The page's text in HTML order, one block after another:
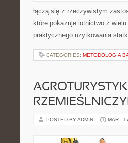
łączą się z rzeczywistym
które pokazuje lotnictwo z
praktycznego użytkowania
CATEGORIES: METODOLOGIA
POSTED BY ADMIN MAR -